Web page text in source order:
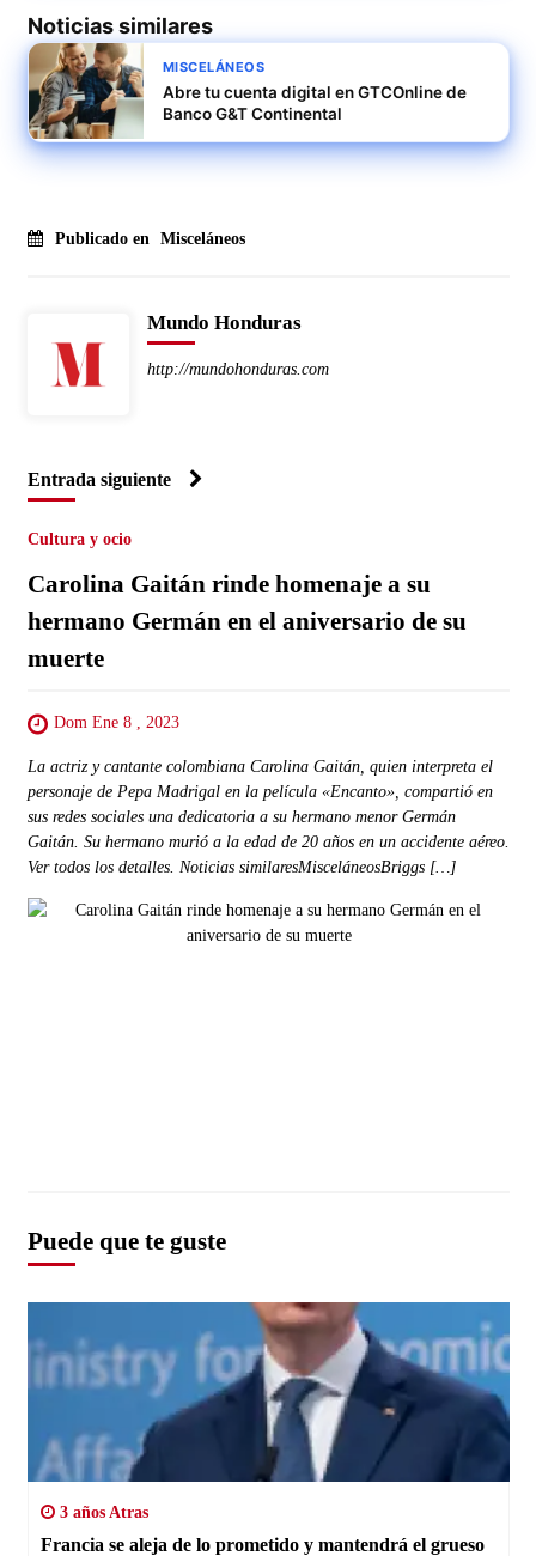
Noticias similares
MISCELÁNEOS
Abre tu cuenta digital en GTCOnline de
Banco G&T Continental
Publicado en Misceláneos
Mundo Honduras
http://mundohonduras.com
Entrada siguiente
Cultura y ocio
Carolina Gaitán rinde homenaje a su
hermano Germán en el aniversario de su
muerte
Dom Ene 8 , 2023
La actriz y cantante colombiana Carolina Gaitán, quien interpreta el
personaje de Pepa Madrigal en la película «Encanto», compartió en
sus redes sociales una dedicatoria a su hermano menor Germán
Gaitán. Su hermano murió a la edad de 20 años en un accidente aéreo.
Ver todos los detalles. Noticias similaresMisceláneosBriggs […]
Puede que te guste
3 años Atras
Francia se aleja de lo prometido y mantendrá el grueso